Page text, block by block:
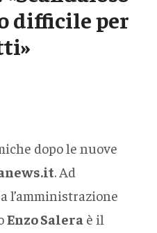
difficile per
dopo le nuove
. Ad
l’amministrazione
Enzo Salera è il